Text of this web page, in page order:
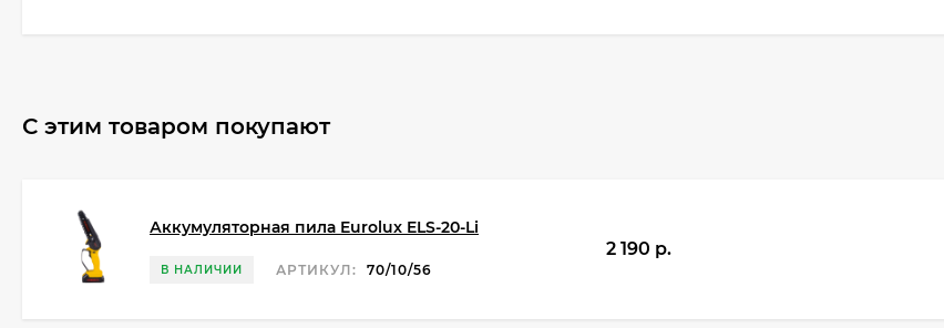
С этим товаром покупают
Аккумуляторная пила Eurolux ELS-20-Li
В НАЛИЧИИ АРТИКУЛ: 70/10/56
2 190 p.